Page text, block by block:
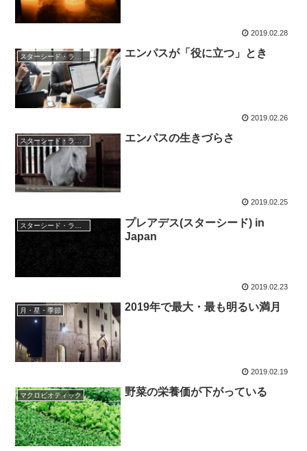
2019.02.28
エンパスが「役に立つ」とき
2019.02.26
スターシード・ライトワーカー エンパスの生きづらさ
2019.02.25
プレアデス(スターシード) in
Japan
2019.02.23
月・星・季節 2019年で最大・最も明るい満月
2019.02.19
マクロビオティック 野菜の栄養価が下がっている